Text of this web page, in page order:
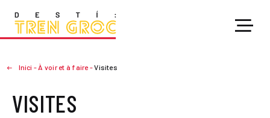
Inici -À voir et à faire-Visites
VISITES